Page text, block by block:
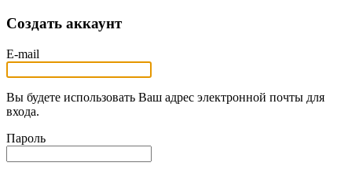
Создать аккаунт
E-mail
Вы будете использовать Ваш адрес электронной почты для
входа.
Пароль